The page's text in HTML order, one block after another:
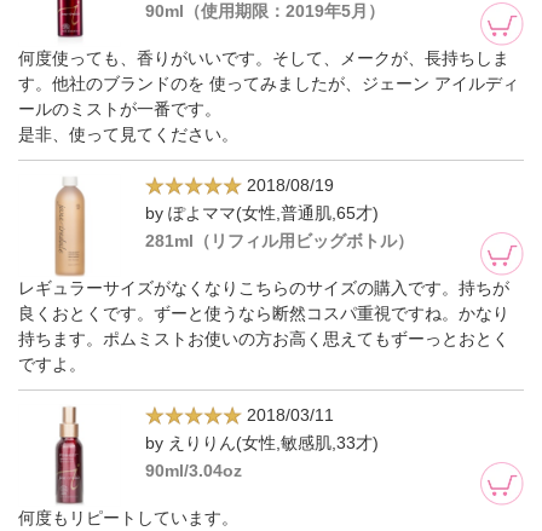
90ml（使用期限：2019年5月）
何度使っても、香りがいいです。そして、メークが、長持ちしま
す。他社のブランドのを 使ってみましたが、ジェーン アイルディ
ールのミストが一番です。
是非、使って見てください。
2018/08/19
by ぽよママ(女性,普通肌,65才)
281ml（リフィル用ビッグボトル）
レギュラーサイズがなくなりこちらのサイズの購入です。持ちが
良くおとくです。ずーと使うなら断然コスパ重視ですね。かなり
持ちます。ポムミストお使いの方お高く思えてもずーっとおとく
ですよ。
2018/03/11
by えりりん(女性,敏感肌,33才)
90ml/3.04oz
何度もリピートしています。